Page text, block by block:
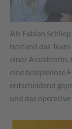
Als Fabian
bestand das
einer Assistentin.
eine beispiellose
entscheidend
und das